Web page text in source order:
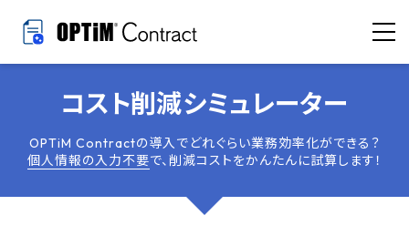
コスト削減シミュレーター
OPTiM Contractの導入でどれぐらい業務効率化ができる？
個人情報の入力不要で、削減コストをかんたんに試算します！